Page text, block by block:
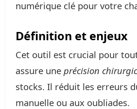
numérique clé pour votre
Définition et enjeux
Cet outil est crucial pour
assure une précision
stocks. Il réduit les erreurs
manuelle ou aux oubliades.